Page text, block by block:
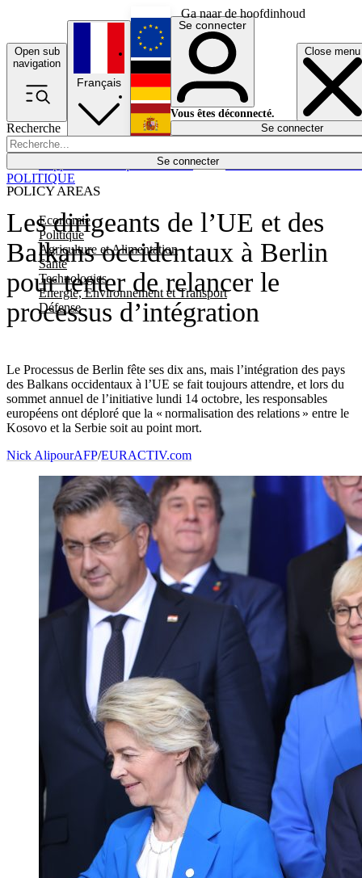
Ga naar de hoofdinhoud
Open sub
navigation
Close menu
Recherche
Se connecter
POLICY AREAS
Economie
Politique
Agriculture et Alimentation
Santé
Technologies
Energie, Environnement et Transport
Défense
Économie
Français
English
Deutsch
Español
Se connecter
Vous êtes déconnecté.
Se connecter
Les dirigeants de l’UE et des
Balkans occidentaux à Berlin
pour tenter de relancer le
processus d’intégration
Le Processus de Berlin fête ses dix ans, mais l’intégration des pays
des Balkans occidentaux à l’UE se fait toujours attendre, et lors du
sommet annuel de l’initiative lundi 14 octobre, les responsables
européens ont déploré que la « normalisation des relations » entre le
Kosovo et la Serbie soit au point mort.
POLITIQUE
Nick AlipourAFP/EURACTIV.com